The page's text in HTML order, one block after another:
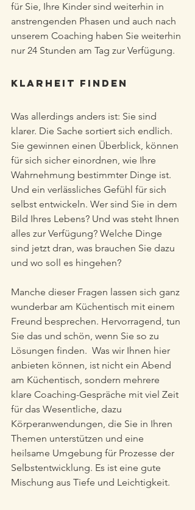
für Sie, Ihre Kinder sind weiterhin in
anstrengenden Phasen und auch nach
unserem Coaching haben Sie weiterhin
nur 24 Stunden am Tag zur Verfügung.
Klarheit finden
Was allerdings anders ist: Sie sind
klarer. Die Sache sortiert sich endlich.
Sie gewinnen einen Überblick, können
für sich sicher einordnen, wie Ihre
Wahrnehmung bestimmter Dinge ist.
Und ein verlässliches Gefühl für sich
selbst entwickeln. Wer sind Sie in dem
Bild Ihres Lebens? Und was steht Ihnen
alles zur Verfügung? Welche Dinge
sind jetzt dran, was brauchen Sie dazu
und wo soll es hingehen?
Manche dieser Fragen lassen sich ganz
wunderbar am Küchentisch mit einem
Freund besprechen. Hervorragend, tun
Sie das und schön, wenn Sie so zu
Lösungen finden.  Was wir Ihnen hier
anbieten können, ist nicht ein Abend
am Küchentisch, sondern mehrere
klare Coaching-Gespräche mit viel Zeit
für das Wesentliche, dazu
Körperanwendungen, die Sie in Ihren
Themen unterstützen und eine
heilsame Umgebung für Prozesse der
Selbstentwicklung. Es ist eine gute
Mischung aus Tiefe und Leichtigkeit.